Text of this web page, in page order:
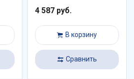
4 587 руб.
В корзину
Сравнить